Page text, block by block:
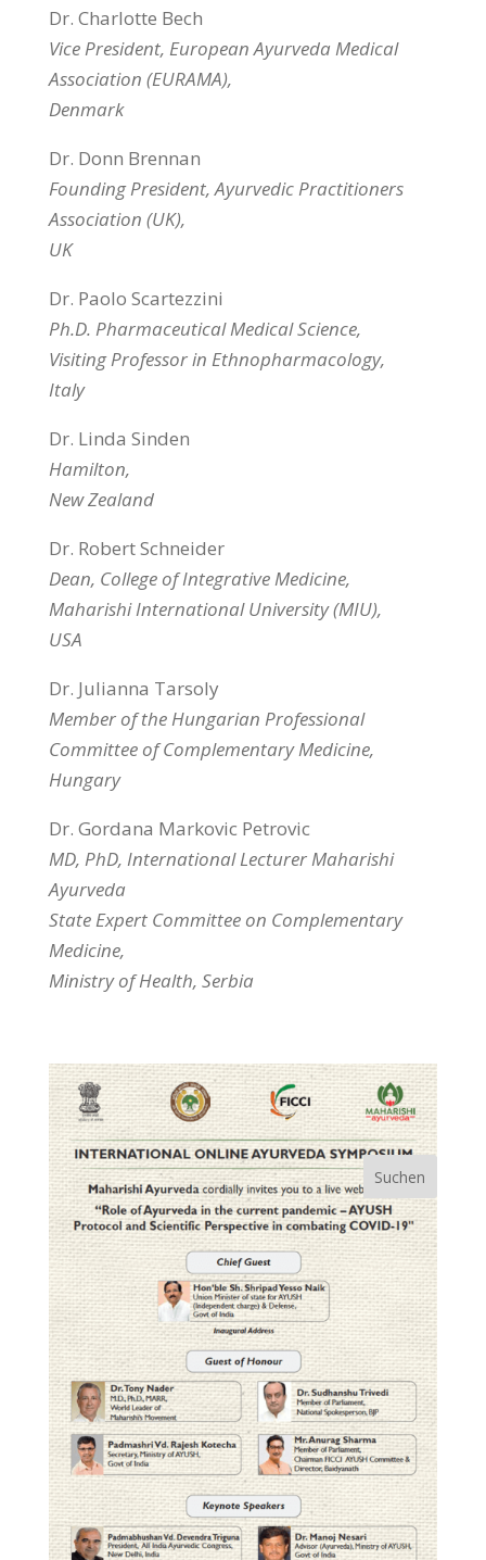
Dr. Charlotte Bech
Vice President, European Ayurveda Medical
Association (EURAMA),
Denmark
Dr. Donn Brennan
Founding President, Ayurvedic Practitioners
Association (UK),
UK
Dr. Paolo Scartezzini
Ph.D. Pharmaceutical Medical Science,
Visiting Professor in Ethnopharmacology,
Italy
Dr. Linda Sinden
Hamilton,
New Zealand
Dr. Robert Schneider
Dean, College of Integrative Medicine,
Maharishi International University (MIU),
USA
Dr. Julianna Tarsoly
Member of the Hungarian Professional
Committee of Complementary Medicine,
Hungary
Dr. Gordana Markovic Petrovic
MD, PhD, International Lecturer Maharishi
Ayurveda
State Expert Committee on Complementary
Medicine,
Ministry of Health, Serbia